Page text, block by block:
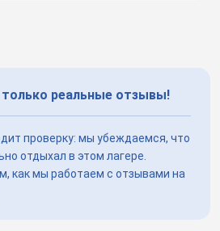
реальные отзывы!
проверку: мы убеждаемся, что
отдыхал в этом лагере.
как мы работаем с отзывами на